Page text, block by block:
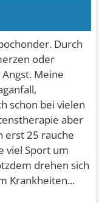
Durch
oder
Meine
schon bei vielen
aber
erst 25 rauche
viel Sport um
drehen sich
Krankheiten...